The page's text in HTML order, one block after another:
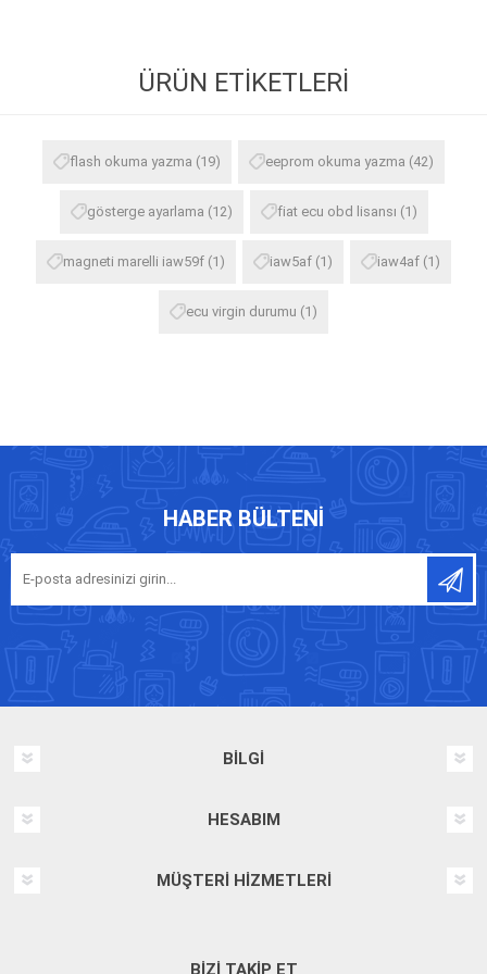
ÜRÜN ETIKETLERI
flash okuma yazma (19) eeprom okuma yazma (42)
gösterge ayarlama (12) fiat ecu obd lisansı (1)
magneti marelli iaw59f (1) iaw5af (1) iaw4af (1)
ecu virgin durumu (1)
HABER BÜLTENI
BILGI
HESABIM
MÜŞTERI HIZMETLERI
BIZI TAKIP ET